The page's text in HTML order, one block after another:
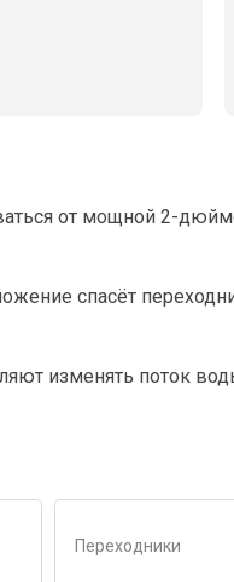
от мощной 2-
спасёт
изменять поток
Переходники